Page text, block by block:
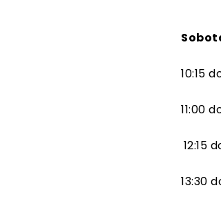
10:15
11:00
12:15
13:30